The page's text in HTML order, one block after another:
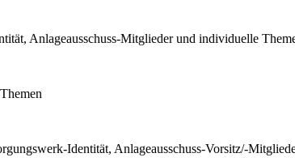
Anlageausschuss-Mitglieder und individuelle
Identität, Anlageausschuss-Vorsitz/-